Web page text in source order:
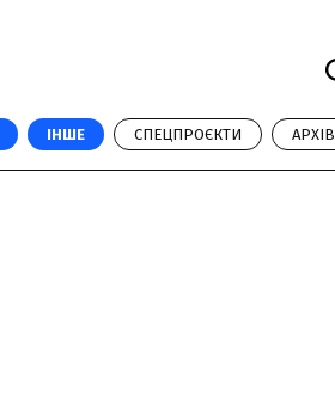
ІНШЕ СПЕЦПРОЄКТИ АРХІВ